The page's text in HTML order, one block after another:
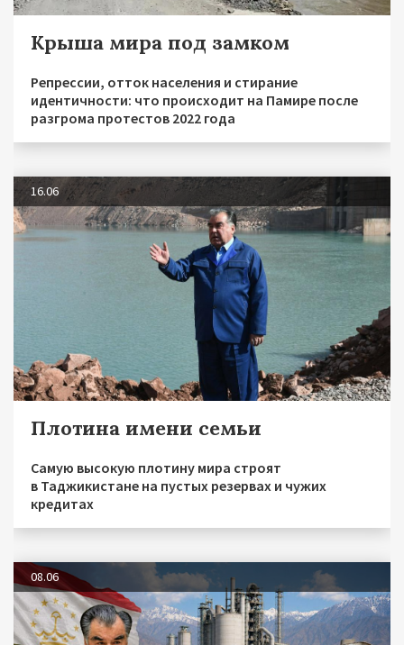
Крыша мира под замком
Репрессии, отток населения и стирание
идентичности: что происходит на Памире после
разгрома протестов 2022 года
16.06
Плотина имени семьи
Самую высокую плотину мира строят
в Таджикистане на пустых резервах и чужих
кредитах
08.06